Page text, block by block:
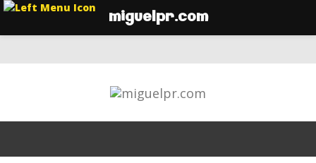
miguelpr.com